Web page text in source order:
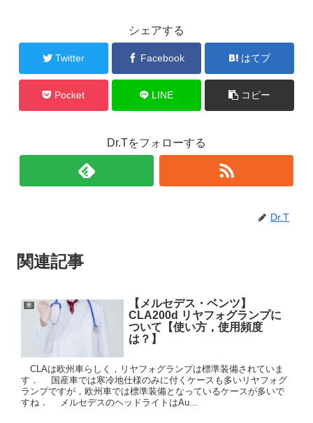
シェアする
Twitter Facebook はてブ
Pocket LINE コピー
Dr.Tをフォローする
Dr.T
関連記事
車
【メルセデス・ベンツ】
CLA200d リヤフォグランプに
ついて【使い方，使用頻度
は？】
CLAは欧州車らしく，リヤフォグランプは標準装備されていま
す． 国産車では寒冷地仕様のみに付くケースも多いリヤフォグ
ランプですが，欧州車では標準装備となっているケースが多いで
すね． メルセデスのヘッドライトはAu...